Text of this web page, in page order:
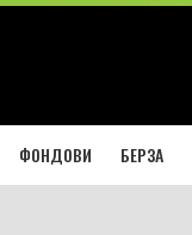
ФОНДОВИ БЕРЗА